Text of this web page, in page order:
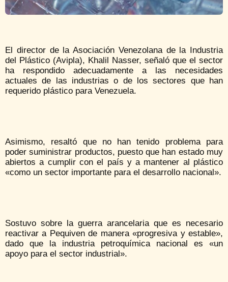
El director de la Asociación Venezolana de la Industria
del Plástico (Avipla), Khalil Nasser, señaló que el sector
ha respondido adecuadamente a las necesidades
actuales de las industrias o de los sectores que han
requerido plástico para Venezuela.
Asimismo, resaltó que no han tenido problema para
poder suministrar productos, puesto que han estado muy
abiertos a cumplir con el país y a mantener al plástico
«como un sector importante para el desarrollo nacional».
Sostuvo sobre la guerra arancelaria que es necesario
reactivar a Pequiven de manera «progresiva y estable»,
dado que la industria petroquímica nacional es «un
apoyo para el sector industrial».